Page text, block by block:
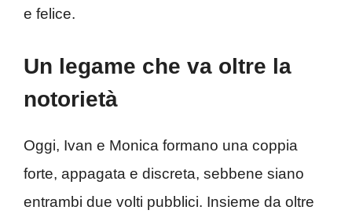
e felice.
Un legame che va oltre la
notorietà
Oggi, Ivan e Monica formano una coppia
forte, appagata e discreta, sebbene siano
entrambi due volti pubblici. Insieme da oltre